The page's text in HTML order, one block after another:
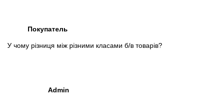
Покупатель
У чому різниця між різними класами б/в товарів?
Admin